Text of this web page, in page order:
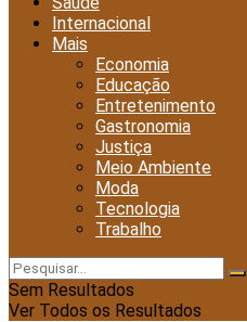
Internacional
Mais
Economia
Educação
Entretenimento
Gastronomia
Justiça
Meio Ambiente
Moda
Tecnologia
Trabalho
Sem Resultados
Ver Todos os Resultados